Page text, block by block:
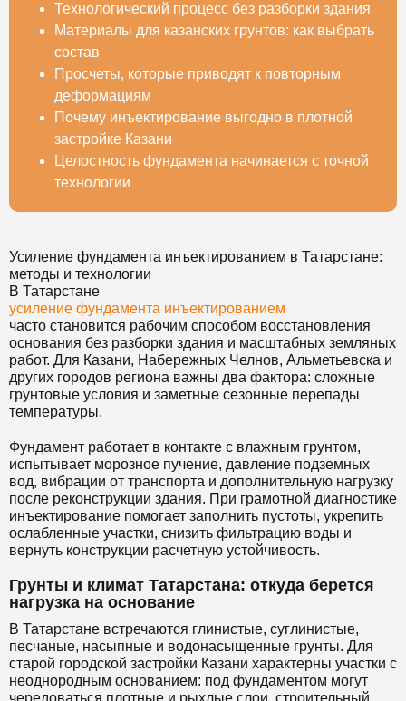
Технологический процесс без разборки здания
Материалы для казанских грунтов: как выбрать
состав
Просчеты, которые приводят к повторным
деформациям
Почему инъектирование выгодно в плотной
застройке Казани
Целостность фундамента начинается с точной
технологии
Усиление фундамента инъектированием в Татарстане:
методы и технологии
В Татарстане
усиление фундамента инъектированием
часто становится рабочим способом восстановления
основания без разборки здания и масштабных земляных
работ. Для Казани, Набережных Челнов, Альметьевска и
других городов региона важны два фактора: сложные
грунтовые условия и заметные сезонные перепады
температуры.
Фундамент работает в контакте с влажным грунтом,
испытывает морозное пучение, давление подземных
вод, вибрации от транспорта и дополнительную нагрузку
после реконструкции здания. При грамотной диагностике
инъектирование помогает заполнить пустоты, укрепить
ослабленные участки, снизить фильтрацию воды и
вернуть конструкции расчетную устойчивость.
Грунты и климат Татарстана: откуда берется
нагрузка на основание
В Татарстане встречаются глинистые, суглинистые,
песчаные, насыпные и водонасыщенные грунты. Для
старой городской застройки Казани характерны участки с
неоднородным основанием: под фундаментом могут
чередоваться плотные и рыхлые слои, строительный